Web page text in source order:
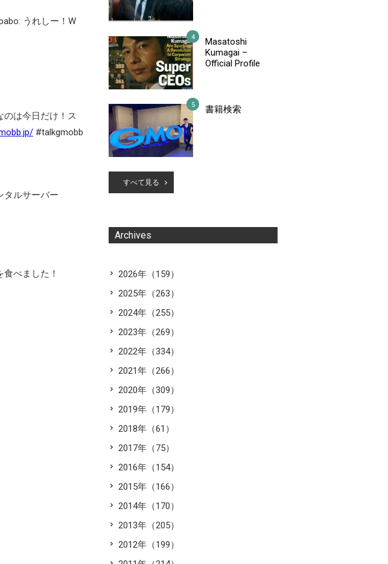
うれしー！W
は今日だけ！ス
#talkgmobb
タルサーバー
べました！
Masatoshi
Kumagai –
Official Profile
書籍検索
すべて見る
Archives
2026年（159）
2025年（263）
2024年（255）
2023年（269）
2022年（334）
2021年（266）
2020年（309）
2019年（179）
2018年（61）
2017年（75）
2016年（154）
2015年（166）
2014年（170）
2013年（205）
2012年（199）